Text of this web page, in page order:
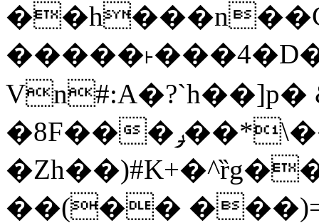
Vn#:A�?`h��]p�
�8F���ݛ��*\��U��S
��(��